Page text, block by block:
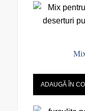
ADAUGĂ ÎN